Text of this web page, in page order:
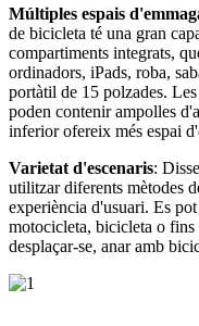
Múltiples espais
de bicicleta té una gran
compartiments integrats,
ordinadors, iPads, roba,
portàtil de 15 polzades.
poden contenir ampolles
inferior ofereix més espai
Varietat d'escenaris:
utilitzar diferents mètodes
experiència d'usuari. Es
motocicleta, bicicleta o
desplaçar-se, anar amb